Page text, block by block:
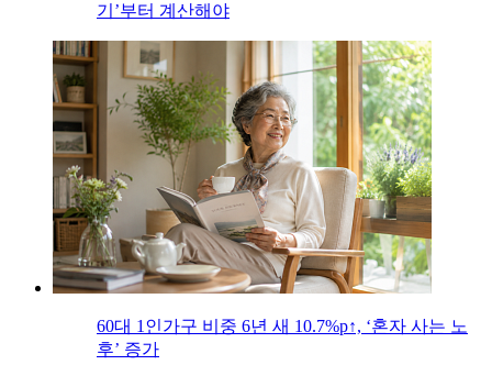
기’부터 계산해야
60대 1인가구 비중 6년 새 10.7%p↑, ‘혼자 사는 노
후’ 증가